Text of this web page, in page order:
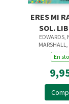
ERES MI
SOL.
EDWARDS,
En